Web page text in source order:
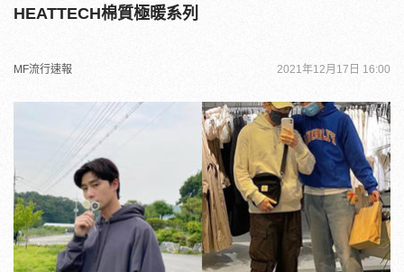
HEATTECH棉質極暖系列
MF流行速報 2021年12月17日 16:00